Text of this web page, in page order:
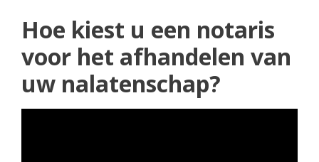
Hoe kiest u een notaris
voor het afhandelen van
uw nalatenschap?